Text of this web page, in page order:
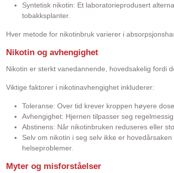
Syntetisk nikotin: Et laboratorieprodusert
tobakksplanter.
Hver metode for nikotinbruk varierer i
Nikotin og avhengighet
Nikotin er sterkt vanedannende, hovedsakelig fordi
Viktige faktorer i nikotinavhengighet inkluderer:
Toleranse: Over tid krever kroppen høyere
Avhengighet: Hjernen tilpasser seg
Abstinens: Når nikotinbruken reduseres eller
Selv om nikotin i seg selv ikke er
helseproblemer.
Myter og misforståelser